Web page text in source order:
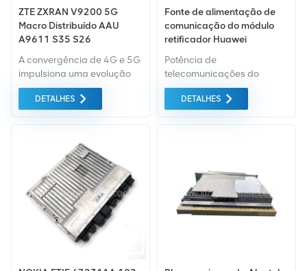
ZTE ZXRAN V9200 5G
Macro Distribuído AAU
A9611 S35 S26
VBPc5 VPDc1 VSWc2
VFC1 ZXRAN R8894E e
ZXRAN R8998E
A convergência de 4G e 5G
impulsiona uma evolução
suave e retroativa da rede,
portanto, a solução
suave com tecnologias
avançadas e desempenho
superior são a escolha
preferida dos operadores.
DETALHES
Fonte de alimentação de
comunicação do módulo
retificador Huawei
Potência de
telecomunicações do
módulo retificador
R4850G2 48V 50A
Power System.
DETALHES